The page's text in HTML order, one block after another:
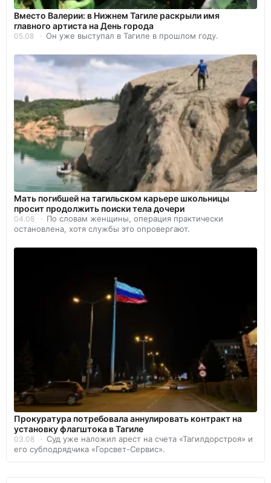
Вместо Валерии: в Нижнем Тагиле раскрыли имя
главного артиста на День города
05.08 Он уже выступал в Тагиле в прошлом году.
Мать погибшей на тагильском карьере школьницы
просит продолжить поиски тела дочери
04.08
По словам женщины, операция практически
остановлена, хотя службы это опровергают.
Прокуратура потребовала аннулировать контракт на
установку флагштока в Тагиле
03.08
Суд уже наложил арест на счета «Тагилдорстроя» и
его субподрядчика «Горсвет-Сервис».